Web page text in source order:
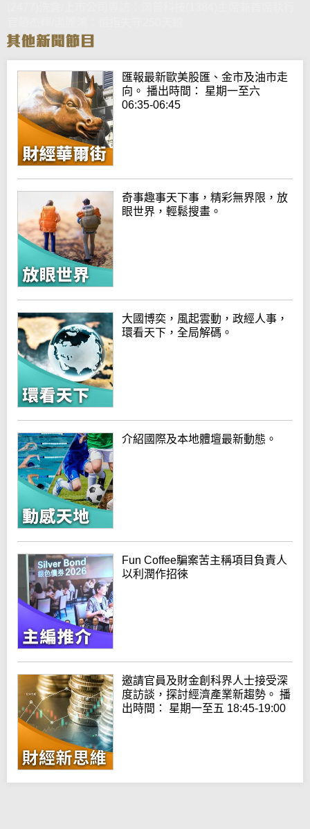
匯報最新歐美股匯、金市及油市走
向。 播出時間： 星期一至六
06:35-06:45
奇事趣事天下事，精彩無界限，放
眼世界，輕鬆搜畫。
大國博奕，風起雲動，政經人事，
環看天下，全局解碼。
介紹國際及本地體壇最新動態。
Fun Coffee騙案苦主稱項目負責人
以利潤作招徠
邀請官員及財金創科界人士接受深
度訪談，探討經濟產業新趨勢。 播
出時間： 星期一至五 18:45-19:00